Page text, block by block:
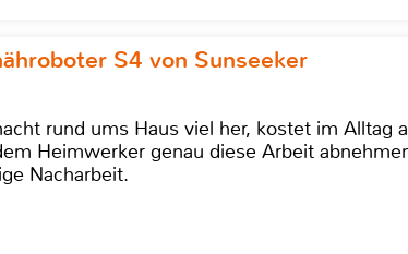
S4 von Sunseeker
rund ums Haus viel her, kostet im Alltag
Heimwerker genau diese Arbeit
Nacharbeit.